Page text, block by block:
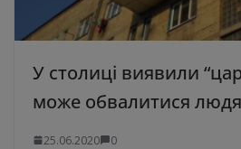
У столиці виявили
може обвалитися
25.06.2020 0